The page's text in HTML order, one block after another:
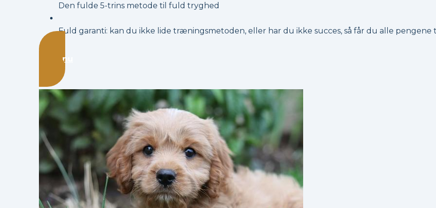
Den fulde 5-trins metode til fuld tryghed
Fuld garanti: kan du ikke lide træningsmetoden, eller har du ikke succes, så får du alle pengene
Start nu